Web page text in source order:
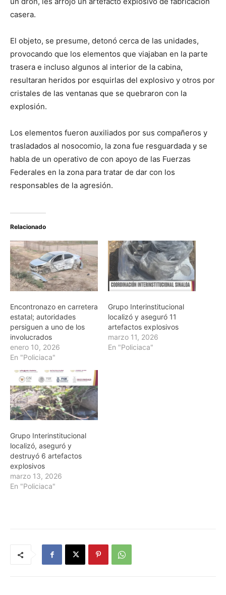
casera.
El objeto, se presume, detonó cerca de las unidades,
provocando que los elementos que viajaban en la parte
trasera e incluso algunos al interior de la cabina,
resultaran heridos por esquirlas del explosivo y otros por
cristales de las ventanas que se quebraron con la
explosión.
Los elementos fueron auxiliados por sus compañeros y
trasladados al nosocomio, la zona fue resguardada y se
habla de un operativo de con apoyo de las Fuerzas
Federales en la zona para tratar de dar con los
responsables de la agresión.
Relacionado
Encontronazo en carretera
estatal; autoridades
persiguen a uno de los
involucrados
enero 10, 2026
En "Policiaca"
Grupo Interinstitucional
localizó y aseguró 11
artefactos explosivos
marzo 11, 2026
En "Policiaca"
Grupo Interinstitucional
localizó, aseguró y
destruyó 6 artefactos
explosivos
marzo 13, 2026
En "Policiaca"